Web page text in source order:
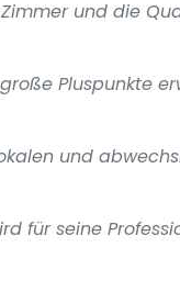
und die
Pluspunkte
und
für seine